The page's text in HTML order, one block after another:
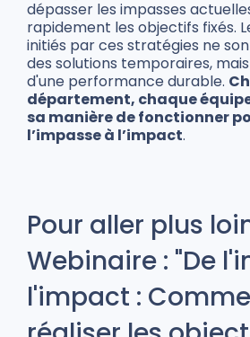
dépasser les impasses
rapidement les objectifs fixés.
initiés par ces stratégies ne
des solutions temporaires,
d'une performance durable.
département, chaque
sa manière de fonctionner
l’impasse à l’impact.
Pour aller plus
Webinaire : "De
l'impact :